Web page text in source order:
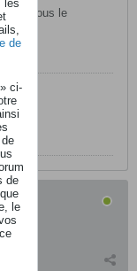
tous le
de
» ci-
de
le